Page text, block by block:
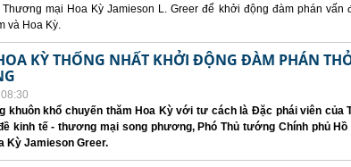
mại Hoa Kỳ Jamieson L. Greer để khởi động đàm phán vấn
và Hoa Kỳ.
KỲ THỐNG NHẤT KHỞI ĐỘNG ĐÀM PHÁN
khuôn khổ chuyến thăm Hoa Kỳ với tư cách là Đặc phái viên của
kinh tế - thương mại song phương, Phó Thủ tướng Chính phủ
Kỳ Jamieson Greer.